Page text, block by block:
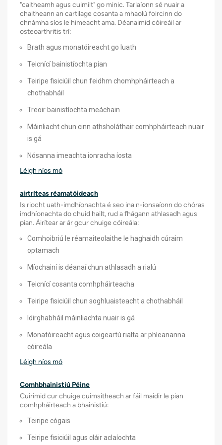
aisiompú ghualainn ar fáil, ag cabhrú le
gluaiseacht lámh a athbhunú agus pian a
laghdú.
Nósanna Imeachta le Cúnamh Robotic
Déanaimid athsholáthar comhpháirteach
le cruinneas eisceachtúil ag baint úsáide
as ardchórais róbataic cosúil le MAKO
agus NAVIO. Áirítear ar na buntáistí:
Suíomh ionchlannáin níos cruinne
Incisions níos lú
Níos lú damáiste do na fíocháin máguaird
Ghnóthú níos tapúla
Réitigh Implant Chustaim
Bainimid úsáid as teicneolaíocht priontála
3D chun ionchlannáin a chruthú a
mheaitseálann go foirfe le do
anatamaíocht. Tairgeann na réitigh
Sástacht feabhsaithe
Teicnící Íosta Ionracha
agus uirlisí speisialaithe chun athchur
comhpháirteach a dhéanamh, agus mar
thoradh air sin:
Níos lú pian iar-obráide
"caitheamh agus cuimilt" go minic. Tarlaíonn sé nuair a
chaitheann an cartilage cosanta a mhaolú foircinn do
chnámha síos le himeacht ama. Déanaimid cóireáil ar
osteoarthritis trí:
Brath agus monatóireacht go luath
Teicnící bainistíochta pian
Teiripe fisiciúil chun feidhm chomhpháirteach a
chothabháil
Treoir bainistíochta meáchain
Máinliacht chun cinn athsholáthair comhpháirteach nuair
is gá
Nósanna imeachta ionracha íosta
Léigh níos mó
airtríteas réamatóideach
Is riocht uath-imdhíonachta é seo ina n-ionsaíonn do chóras
imdhíonachta do chuid hailt, rud a fhágann athlasadh agus
pian. Áirítear ar ár gcur chuige cóireála:
Comhoibriú le réamaiteolaithe le haghaidh cúraim
optamach
Míochainí is déanaí chun athlasadh a rialú
Teicnící cosanta comhpháirteacha
Teiripe fisiciúil chun soghluaisteacht a chothabháil
Idirghabháil máinliachta nuair is gá
Monatóireacht agus coigeartú rialta ar phleananna
cóireála
Léigh níos mó
Comhbhainistiú Péine
Cuirimid cur chuige cuimsitheach ar fáil maidir le pian
comhpháirteach a bhainistiú:
Teiripe cógais
Teiripe fisiciúil agus cláir aclaíochta